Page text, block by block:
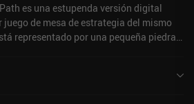
es una estupenda versión digital
de mesa de estrategia del mismo
representado por una pequeña piedra,
va colocando más y más, los